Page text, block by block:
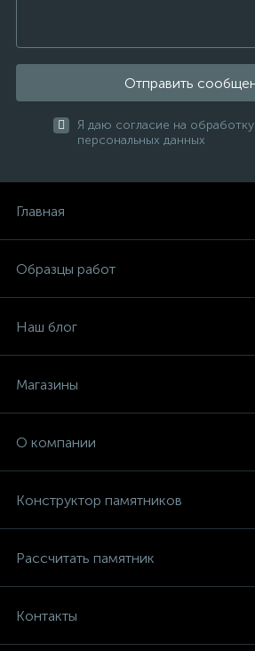
Отправить
Я даю согласие на
персональных данных
Главная
Образцы работ
Наш блог
Магазины
О компании
Конструктор памятников
Рассчитать памятник
Контакты